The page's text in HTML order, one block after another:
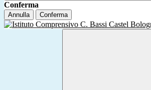
Conferma
Annulla Conferma